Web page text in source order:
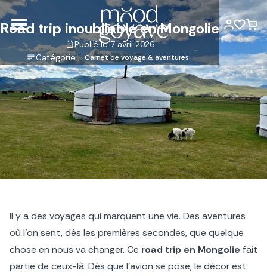
Road trip inoubliable en Mongolie
Publié le 7 avril 2026
Catégorie : Carnet de voyage & aventures
Il y a des voyages qui marquent une vie. Des aventures
où l’on sent, dès les premières secondes, que quelque
chose en nous va changer. Ce road trip en Mongolie fait
partie de ceux-là. Dès que l’avion se pose, le décor est